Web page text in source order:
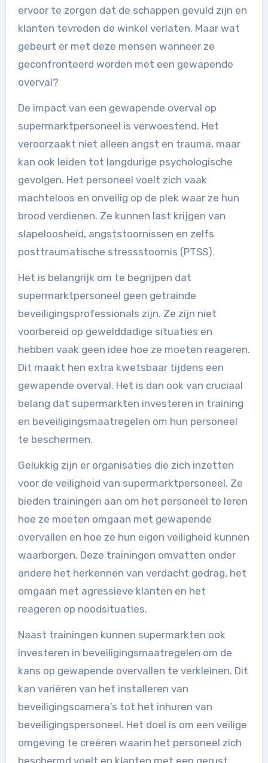
ervoor te zorgen dat de schappen gevuld zijn en
klanten tevreden de winkel verlaten. Maar wat
gebeurt er met deze mensen wanneer ze
geconfronteerd worden met een gewapende
overval?
De impact van een gewapende overval op
supermarktpersoneel is verwoestend. Het
veroorzaakt niet alleen angst en trauma, maar
kan ook leiden tot langdurige psychologische
gevolgen. Het personeel voelt zich vaak
machteloos en onveilig op de plek waar ze hun
brood verdienen. Ze kunnen last krijgen van
slapeloosheid, angststoornissen en zelfs
posttraumatische stressstoornis (PTSS).
Het is belangrijk om te begrijpen dat
supermarktpersoneel geen getrainde
beveiligingsprofessionals zijn. Ze zijn niet
voorbereid op gewelddadige situaties en
hebben vaak geen idee hoe ze moeten reageren.
Dit maakt hen extra kwetsbaar tijdens een
gewapende overval. Het is dan ook van cruciaal
belang dat supermarkten investeren in training
en beveiligingsmaatregelen om hun personeel
te beschermen.
Gelukkig zijn er organisaties die zich inzetten
voor de veiligheid van supermarktpersoneel. Ze
bieden trainingen aan om het personeel te leren
hoe ze moeten omgaan met gewapende
overvallen en hoe ze hun eigen veiligheid kunnen
waarborgen. Deze trainingen omvatten onder
andere het herkennen van verdacht gedrag, het
omgaan met agressieve klanten en het
reageren op noodsituaties.
Naast trainingen kunnen supermarkten ook
investeren in beveiligingsmaatregelen om de
kans op gewapende overvallen te verkleinen. Dit
kan variëren van het installeren van
beveiligingscamera’s tot het inhuren van
beveiligingspersoneel. Het doel is om een veilige
omgeving te creëren waarin het personeel zich
beschermd voelt en klanten met een gerust